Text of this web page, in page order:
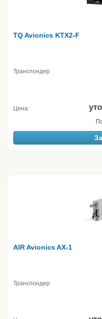
TQ Avionics KTX2-F
Транспондер
Цена:
AIR Avionics AX-1
Транспондер